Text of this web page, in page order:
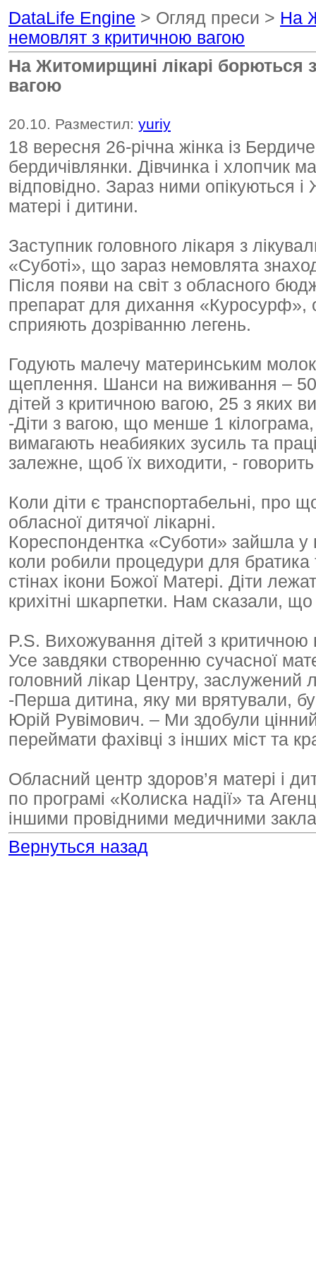
DataLife Engine > Огляд преси > На
немовлят з критичною вагою
На Житомирщині лікарі борються
вагою
20.10. Разместил: yuriy
18 вересня 26-річна жінка із
бердичівлянки. Дівчинка і хлопчик
відповідно. Зараз ними опікуються
матері і дитини.
Заступник головного лікаря з
«Суботі», що зараз немовлята
Після появи на світ з обласного
препарат для дихання «Куросурф»,
сприяють дозріванню легень.
Годують малечу материнським
щеплення. Шанси на виживання –
дітей з критичною вагою, 25 з яких
-Діти з вагою, що менше 1
вимагають неабияких зусиль та
залежне, щоб їх виходити, -
Коли діти є транспортабельні, про
обласної дитячої лікарні.
Кореспондентка «Суботи» зайшла у
коли робили процедури для
стінах ікони Божої Матері. Діти
крихітні шкарпетки. Нам сказали,
P.S. Вихожування дітей з
Усе завдяки створенню сучасної
головний лікар Центру, заслужений
-Перша дитина, яку ми врятували,
Юрій Рувімович. – Ми здобули
переймати фахівці з інших міст та
Обласний центр здоров’я матері і
по програмі «Колиска надії» та
іншими провідними медичними
Вернуться назад